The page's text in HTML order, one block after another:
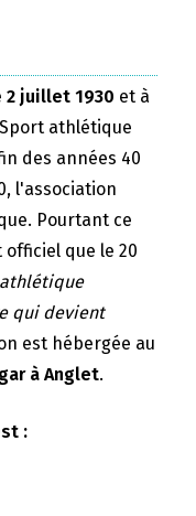
2 juillet 1930 et à
athlétique
des années 40
l'association
Pourtant ce
que le 20
qui devient
est hébergée au
à Anglet.
: